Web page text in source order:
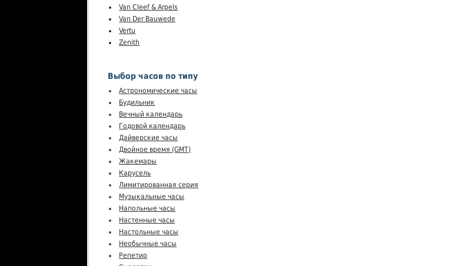
Van Cleef & Arpels
Van Der Bauwede
Vertu
Zenith
Выбор часов по типу
Астрономические часы
Будильник
Вечный календарь
Годовой календарь
Дайверские часы
Двойное время (GMT)
Жакемары
Карусель
Лимитированная серия
Музыкальные часы
Напольные часы
Настенные часы
Настольные часы
Необычные часы
Репетир